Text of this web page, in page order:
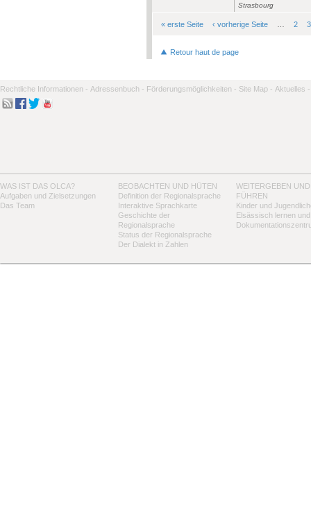
Strasbourg
Seiten
« erste Seite ‹ vorherige Seite 2 3
Retour haut de page
Rechtliche Informationen - Adressenbuch - Förderungsmöglichkeiten - Site Map - Aktuelles -
WAS IST DAS OLCA?
Aufgaben und Zielsetzungen
Das Team
BEOBACHTEN UND HÜTEN
Definition der Regionalsprache
Interaktive Sprachkarte
Geschichte der
Regionalsprache
Status der Regionalsprache
Der Dialekt in Zahlen
WEITERGEBEN UND
FÜHREN
Kinder und
Elsässisch lernen